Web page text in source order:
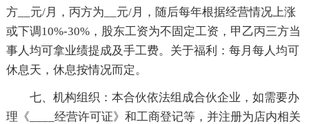
方__元/月，丙方为__元/月，随后每年根据经营情况上涨
或下调10%-30%，股东工资为不固定工资，甲乙丙三方当
事人均可拿业绩提成及手工费。关于福利：每月每人均可
休息天，休息按情况而定。
七、机构组织：本合伙依法组成合伙企业，如需要办
理《____经营许可证》和工商登记等，并注册为店内相关